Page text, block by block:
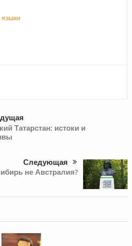
Татарстан: истоки и
Следующая
не Австралия?